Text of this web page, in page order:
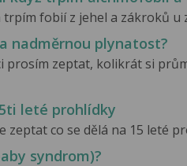
fobií z jehel a zákroků u
nadměrnou plynatost?
prosím zeptat, kolikrát si
leté prohlídky
zeptat co se dělá na 15 leté
syndrom)?